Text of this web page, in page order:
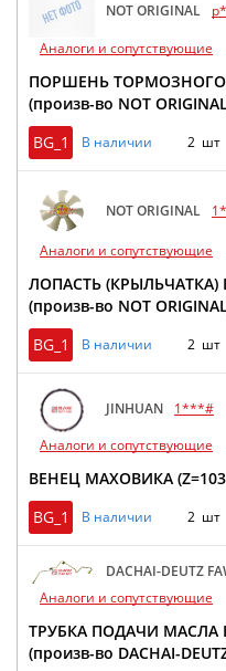
NOT ORIGINAL
Аналоги и сопутствующие
ПОРШЕНЬ ТОРМОЗНОГО
(произв-во NOT
BG_1
В наличии 2 шт
NOT ORIGINAL
Аналоги и сопутствующие
ЛОПАСТЬ (КРЫЛЬЧАТКА)
(произв-во NOT
BG_1
В наличии 2 шт
JINHUAN
1***#
Аналоги и сопутствующие
ВЕНЕЦ МАХОВИКА
BG_1
В наличии 2 шт
DACHAI-DEUTZ
Аналоги и сопутствующие
ТРУБКА ПОДАЧИ МАСЛА
(произв-во DACHAI-